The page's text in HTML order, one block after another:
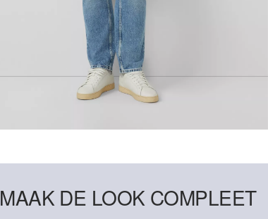
MAAK DE LOOK COMPLEET